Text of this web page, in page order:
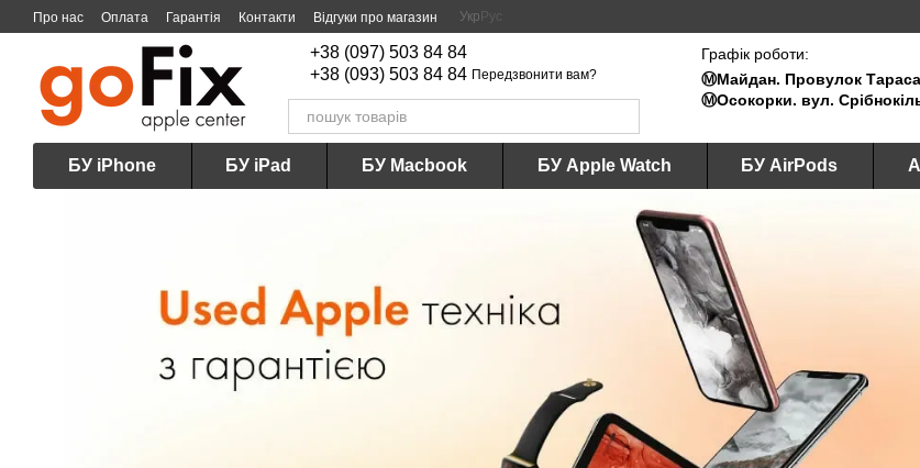
Перейти до основного контенту
Про нас Оплата Гарантія Контакти Відгуки про магазин Укр Рус
+38 (097) 503 84 84
+38 (093) 503 84 84 Передзвонити вам?
Графік роботи:
Ⓜ️Майдан. Провулок
Ⓜ️Осокорки. вул.
БУ iPhone БУ iPad БУ Macbook БУ Apple Watch БУ AirPods